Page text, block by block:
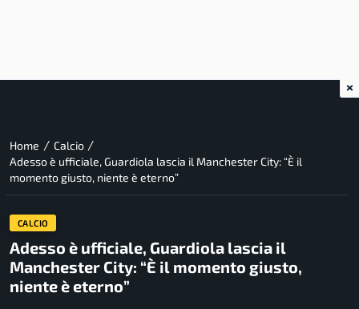
Home / Calcio /
Adesso è ufficiale, Guardiola lascia il Manchester City: “È il
momento giusto, niente è eterno”
CALCIO
Adesso è ufficiale, Guardiola lascia il
Manchester City: “È il momento giusto,
niente è eterno”
×